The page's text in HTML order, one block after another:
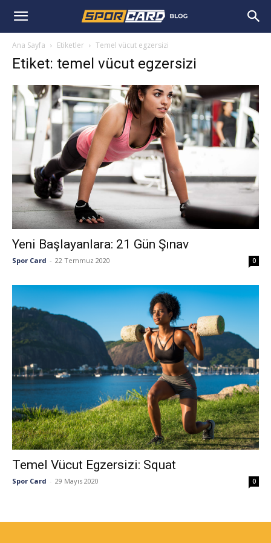
Ana Sayfa Etiketler Temel vücut egzersizi
Etiket: temel vücut egzersizi
Yeni Başlayanlara: 21 Gün Şınav
Spor Card - 22 Temmuz 2020 0
Temel Vücut Egzersizi: Squat
Spor Card - 29 Mayıs 2020 0